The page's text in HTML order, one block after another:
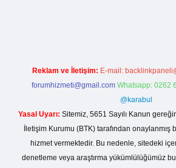
Reklam ve İletişim: E-mail:
forumhizmeti@gmail.com Whatsapp: 0262
@karabul
Yasal Uyarı: Sitemiz, 5651 Sayılı Kanun
İletişim Kurumu (BTK) tarafından onaylanmış
hizmet vermektedir. Bu nedenle, sitedeki
denetleme veya araştırma yükümlülüğümüz